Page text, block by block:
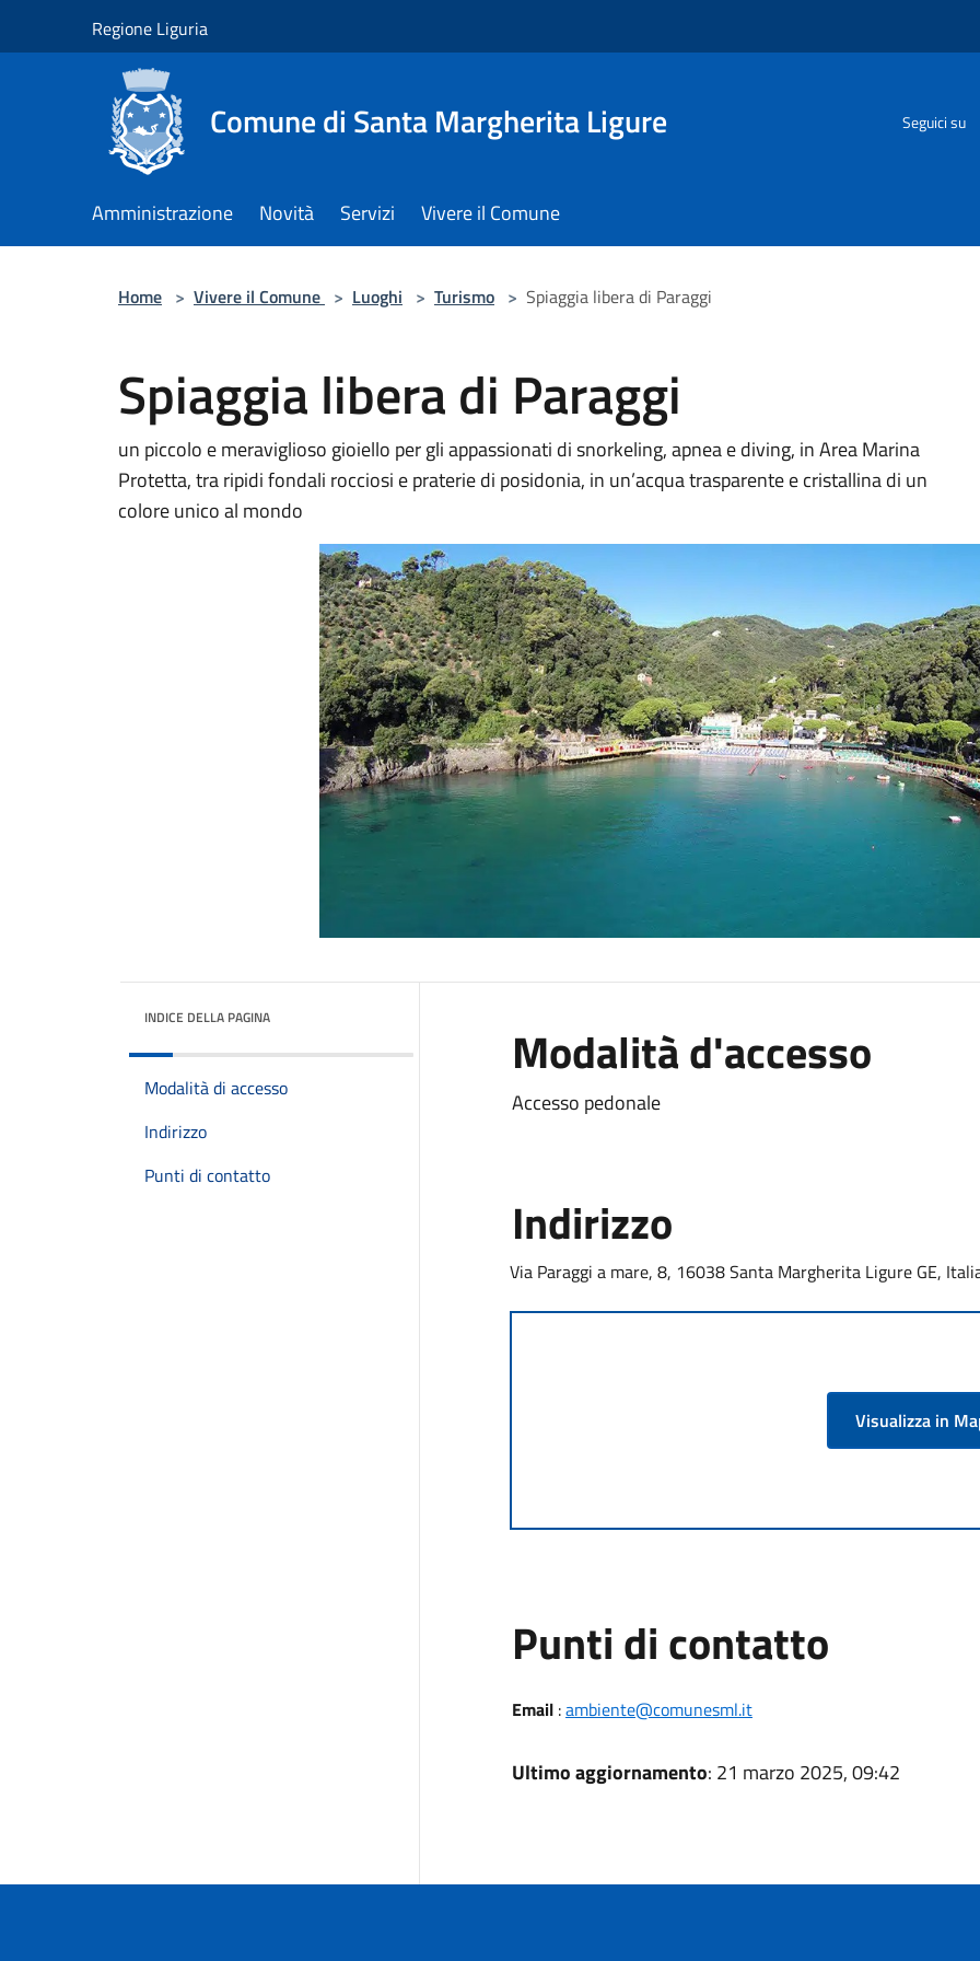
Regione Liguria
Comune di Santa Margherita Ligure Seguici su
Amministrazione Novità Servizi Vivere il Comune
Home > Vivere il Comune > Luoghi > Turismo > Spiaggia libera di Paraggi
Spiaggia libera di Paraggi
un piccolo e meraviglioso gioiello per gli appassionati di snorkeling, apnea e diving, in Area Marina
Protetta, tra ripidi fondali rocciosi e praterie di posidonia, in un’acqua trasparente e cristallina di un
colore unico al mondo
INDICE DELLA PAGINA
Modalità di accesso
Indirizzo
Punti di contatto
Modalità d'accesso
Accesso pedonale
Indirizzo
Via Paraggi a mare, 8, 16038 Santa Margherita Ligure GE,
Visualizza in
Punti di contatto
Email:ambiente@comunesml.it
Ultimo aggiornamento: 21 marzo 2025, 09:42